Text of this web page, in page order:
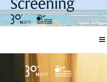
至
内